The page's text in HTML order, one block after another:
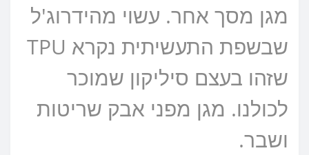
מגן מסך אחר. עשוי מהידרוג'ל
שבשפת התעשיתית נקרא TPU
שזהו בעצם סיליקון שמוכר
לכולנו. מגן מפני אבק שריטות
ושבר.